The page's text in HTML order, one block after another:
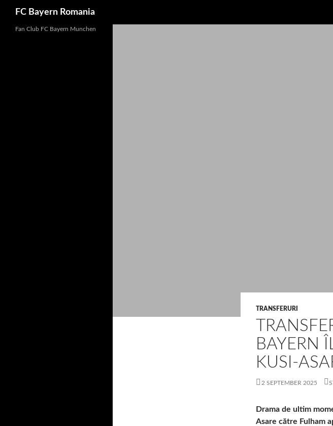
FC Bayern Romania
TRANSFERURI
BAYERN
KUSI-
2 SEPTEMBER 2025
Drama de ultim
Asare către Fulham
Fan Club FC Bayern Munchen